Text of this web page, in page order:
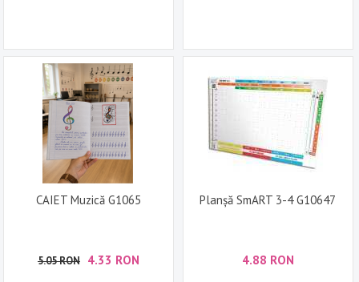
CAIET Muzică G1065
5.05 RON 4.33 RON
Planșă SmART 3-4 G10647
4.88 RON